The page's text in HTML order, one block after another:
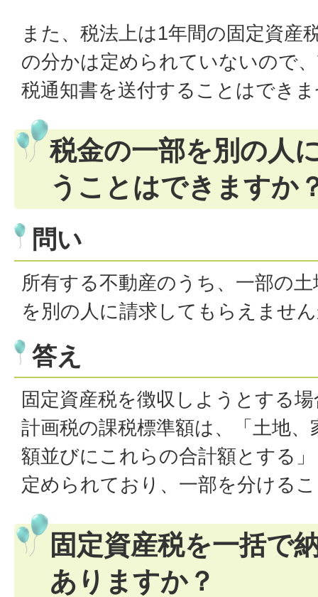
また、税法上は1年間の固定資産
の分かは定められていないので
税通知書を送付することはでき
税金の一部を別の人
うことはできますか
問い
所有する不動産のうち、一部の
を別の人に請求してもらえませ
答え
固定資産税を徴収しようとする
計画税の課税標準額は、「土地
額並びにこれらの合計額とする
定められており、一部を分ける
固定資産税を一括で
ありますか？